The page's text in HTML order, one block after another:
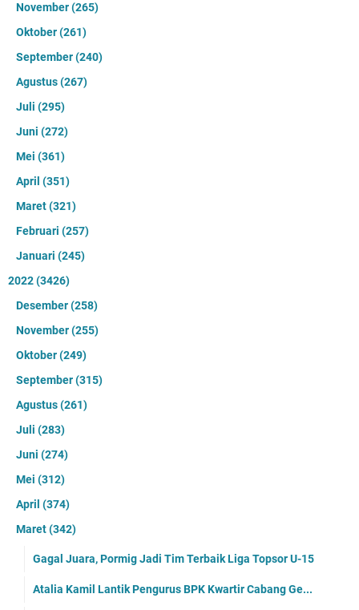
November(265)
Oktober(261)
September(240)
Agustus(267)
Juli (295)
Juni (272)
Mei (361)
April (351)
Maret(321)
Februari (257)
Januari (245)
2022(3426)
Desember(258)
November(255)
Oktober(249)
September(315)
Agustus(261)
Juli (283)
Juni (274)
Mei (312)
April (374)
Maret(342)
Gagal Juara, Pormig Jadi Tim Terbaik Liga Topsor U-15
Atalia Kamil Lantik Pengurus BPK Kwartir Cabang Ge...